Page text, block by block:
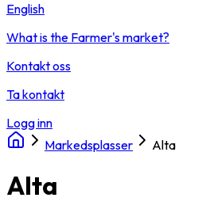
English
What is the Farmer's market?
Kontakt oss
Ta kontakt
Logg inn
Markedsplasser
Alta
Alta